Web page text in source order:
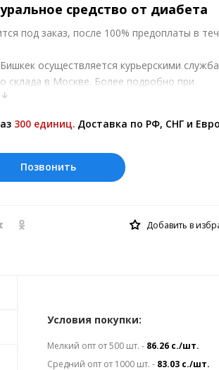
средство от диабета
под заказ, после 100% предоплаты в
осуществляется курьерскими
склада в Москве. Более подробно при
менеджером.
Текущий курс 10 руб.= 10.7825 с.
300 единиц. Доставка по РФ, СНГ и
Позвонить
Добавить в
Условия покупки:
Мелкий опт от 500 шт. - 86.26 с./шт.
Средний опт от 1000 шт. - 83.03 с./шт.